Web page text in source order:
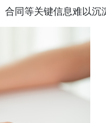
同等关键信息难以沉